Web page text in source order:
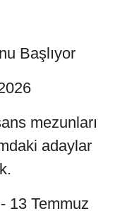
Başlıyor
mezunları
adaylar
13 Temmuz